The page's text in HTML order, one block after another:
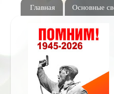
Главная Основные